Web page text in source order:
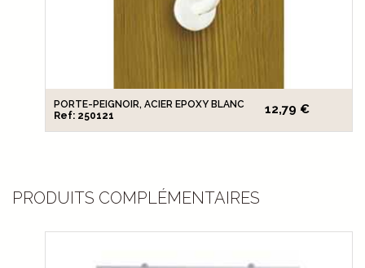
PORTE-PEIGNOIR, ACIER EPOXY BLANC
Ref: 250121
12,79 €
PRODUITS COMPLÉMENTAIRES